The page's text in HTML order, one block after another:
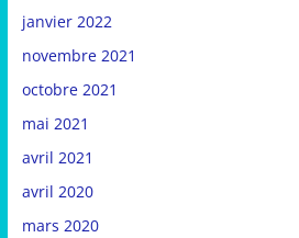
janvier 2022
novembre 2021
octobre 2021
mai 2021
avril 2021
avril 2020
mars 2020